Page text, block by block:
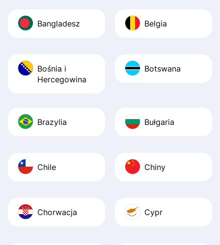
Bangladesz Belgia
Bośnia i
Hercegowina
Botswana
Brazylia Bułgaria
Chile Chiny
Chorwacja Cypr